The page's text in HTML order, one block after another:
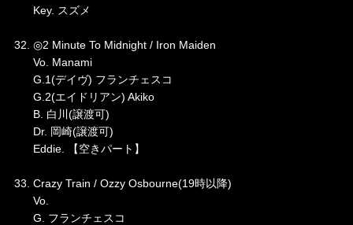
Key. スズメ
32. ◎2 Minute To Midnight / Iron Maiden
Vo. Manami
G.1(デイヴ) フランチェスコ
G.2(エイドリアン) Akiko
B. 白川(譲渡可)
Dr. 岡崎(譲渡可)
Eddie. 【空きパート】
33. Crazy Train / Ozzy Osbourne(19時以降)
Vo.
G. フランチェスコ